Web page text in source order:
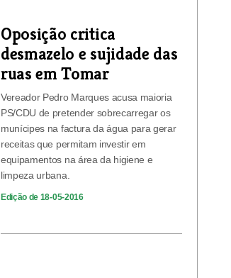
Oposição critica
desmazelo e sujidade das
ruas em Tomar
Vereador Pedro Marques acusa maioria
PS/CDU de pretender sobrecarregar os
munícipes na factura da água para gerar
receitas que permitam investir em
equipamentos na área da higiene e
limpeza urbana.
Edição de 18-05-2016